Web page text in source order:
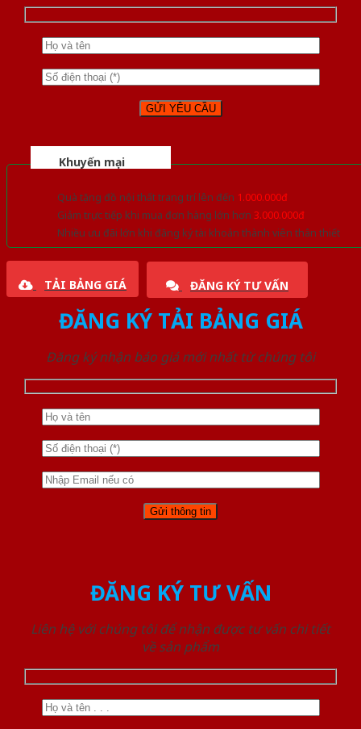
Khuyến mại
Quà tặng đồ nội thất trang trí lên đến 1.000.000đ
Giảm trực tiếp khi mua đơn hàng lớn hơn 3.000.000đ
Nhiều ưu đãi lớn khi đăng ký tài khoản thành viên thân thiết
TẢI BẢNG GIÁ ĐĂNG KÝ TƯ VẤN
ĐĂNG KÝ TẢI BẢNG GIÁ
Đăng ký nhận báo giá mới nhất từ chúng tôi
ĐĂNG KÝ TƯ VẤN
Liên hệ với chúng tôi để nhận được tư vấn chi tiết
về sản phẩm